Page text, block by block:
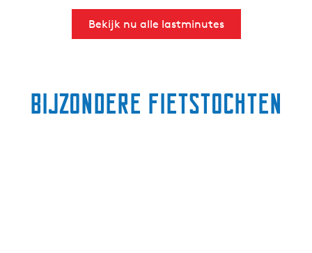
Bekijk nu alle lastminutes
Bijzondere fietstochten